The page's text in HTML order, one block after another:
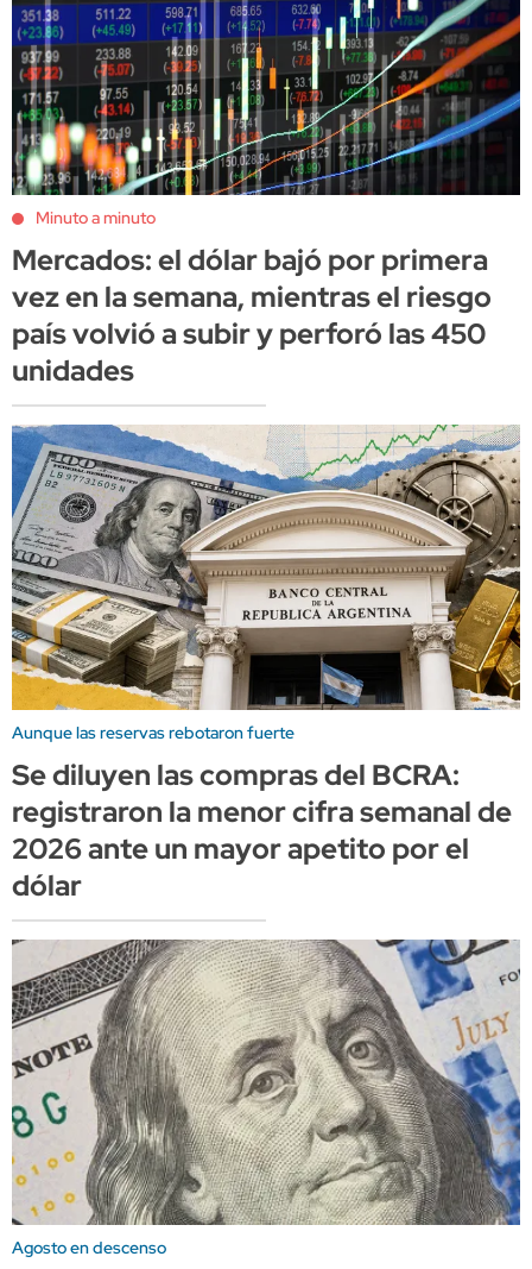
Minuto a minuto
Mercados: el dólar bajó por primera
vez en la semana, mientras el riesgo
país volvió a subir y perforó las 450
unidades
Aunque las reservas rebotaron fuerte
Se diluyen las compras del BCRA:
registraron la menor cifra semanal de
2026 ante un mayor apetito por el
dólar
Agosto en descenso